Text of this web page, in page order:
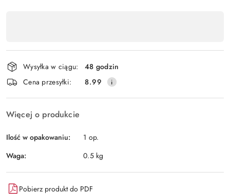
płatność
i
dostawa
Wysyłka w ciągu:
48 godzin
Cena przesyłki:
8.99
Więcej o produkcie
Ilość w opakowaniu:
1 op.
Waga:
0.5 kg
Pobierz produkt do PDF